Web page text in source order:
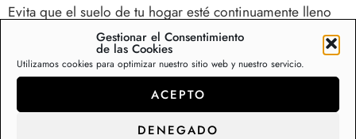
Gestionar el Consentimiento
de las Cookies
Utilizamos cookies para optimizar nuestro sitio web y nuestro servicio.
ACEPTO
DENEGADO
Evita que el suelo de tu hogar esté continuamente lleno
de manchas, huellas y gotas colando tras la puerta uno de
nuestros felpudo de coco natural con relieve. Entradas
limpias, uso exterior e interior; retiene la suciedad y
absorbe la humedad. Está fabricado con 100% coco
natural fijado a una base de caucho goma.